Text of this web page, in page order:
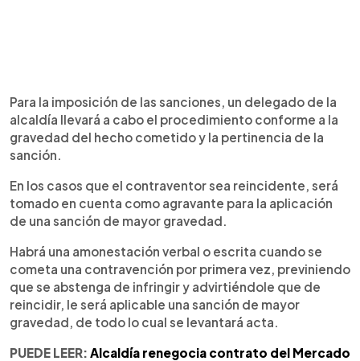
Para la imposición de las sanciones, un delegado de la
alcaldía llevará a cabo el procedimiento conforme a la
gravedad del hecho cometido y la pertinencia de la
sanción.
En los casos que el contraventor sea reincidente, será
tomado en cuenta como agravante para la aplicación
de una sanción de mayor gravedad.
Habrá una amonestación verbal o escrita cuando se
cometa una contravención por primera vez, previniendo
que se abstenga de infringir y advirtiéndole que de
reincidir, le será aplicable una sanción de mayor
gravedad, de todo lo cual se levantará acta.
PUEDE LEER: Alcaldía renegocia contrato del Mercado